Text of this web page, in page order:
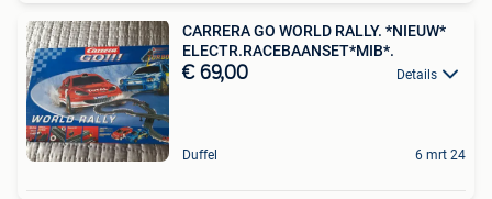
CARRERA GO WORLD RALLY. *NIEUW*
ELECTR.RACEBAANSET*MIB*.
€ 69,00 Details
Duffel 6 mrt 24